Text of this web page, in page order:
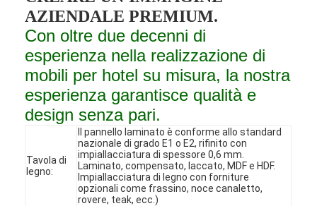
AZIENDALE PREMIUM.
Con oltre due decenni di
esperienza nella realizzazione di
mobili per hotel su misura, la nostra
esperienza garantisce qualità e
design senza pari.
Tavola di
legno:
Il pannello laminato è conforme allo standard
nazionale di grado E1 o E2, rifinito con
impiallacciatura di spessore 0,6 mm.
Laminato, compensato, laccato, MDF e HDF.
Impiallacciatura di legno con forniture
opzionali come frassino, noce canaletto,
rovere, teak, ecc.)